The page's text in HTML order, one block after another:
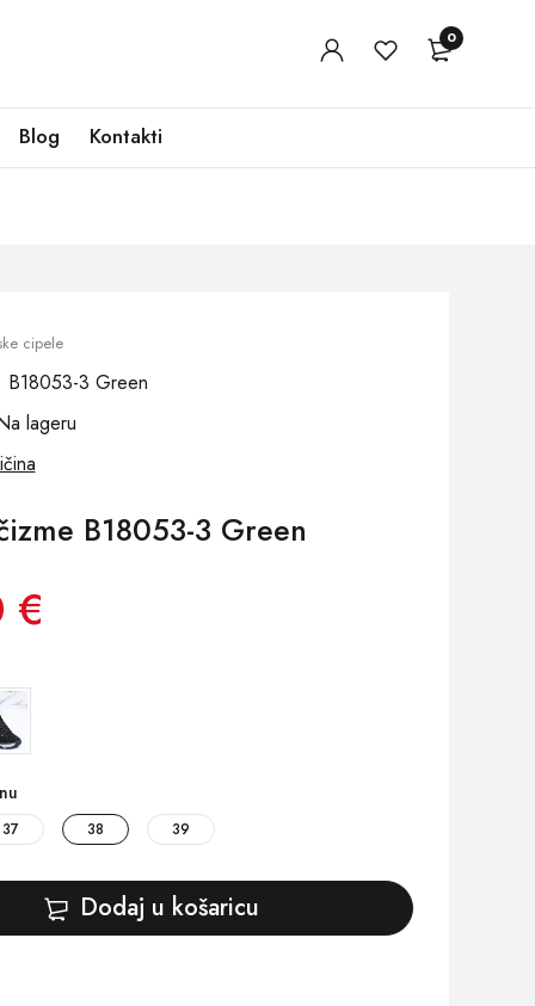
0
Blog Kontakti
cipele
B18053-3 Green
lageru
B18053-3 Green
€
37 38 39
Dodaj u košaricu